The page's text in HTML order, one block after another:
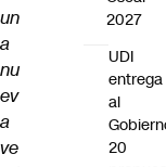
un
a
nu
ev
a
ve
2027
UDI
entrega
al
20